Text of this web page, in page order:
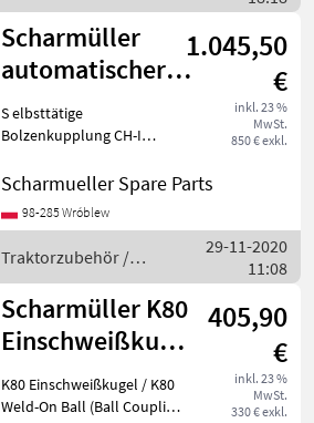
Scharmüller
Scharmüller
automatischer
Zugmaul
Gabelkopf Typ
1.045,50
€
inkl. 23 %
MwSt.
850 € exkl.
S elbsttätige
Bolzenkupplung CH-I
Type CH-I (38mm Bolt)
05.3253.321-A02 Dimension
andere Dimensione
Scharmueller Spare Parts
98-285 Wróblew
Traktorzubehör /
Scharmüller
29-11-2020
11:08
Scharmüller K80
Einschweißkugel
/ K80 Weld-On
Ball
405,90
€
inkl. 23 %
MwSt.
330 € exkl.
K80 Einschweißkugel / K80
Weld-On Ball (Ball Coupling